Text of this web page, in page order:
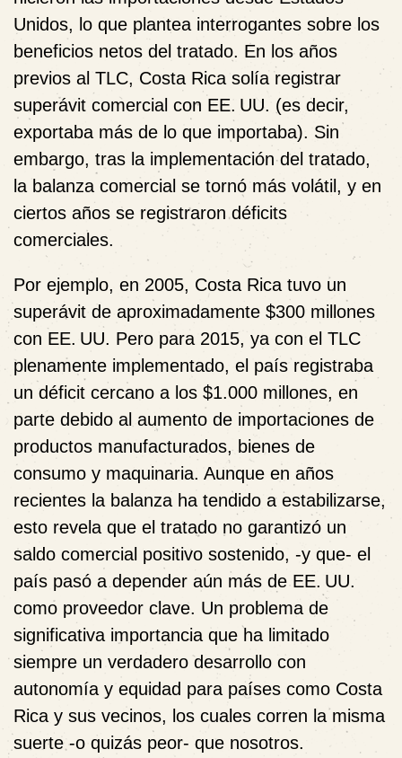
Unidos, lo que plantea interrogantes sobre los
beneficios netos del tratado. En los años
previos al TLC, Costa Rica solía registrar
superávit comercial con EE. UU. (es decir,
exportaba más de lo que importaba). Sin
embargo, tras la implementación del tratado,
la balanza comercial se tornó más volátil, y en
ciertos años se registraron déficits
comerciales.
Por ejemplo, en 2005, Costa Rica tuvo un
superávit de aproximadamente $300 millones
con EE. UU. Pero para 2015, ya con el TLC
plenamente implementado, el país registraba
un déficit cercano a los $1.000 millones, en
parte debido al aumento de importaciones de
productos manufacturados, bienes de
consumo y maquinaria. Aunque en años
recientes la balanza ha tendido a estabilizarse,
esto revela que el tratado no garantizó un
saldo comercial positivo sostenido, -y que- el
país pasó a depender aún más de EE. UU.
como proveedor clave. Un problema de
significativa importancia que ha limitado
siempre un verdadero desarrollo con
autonomía y equidad para países como Costa
Rica y sus vecinos, los cuales corren la misma
suerte -o quizás peor- que nosotros.